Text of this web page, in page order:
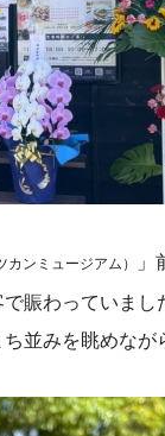
カンミュージアム）
賑わっていまし
並みを眺めなが